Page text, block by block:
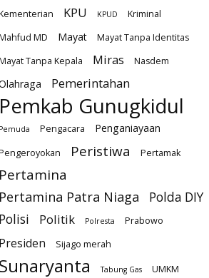
KPU KPUD
Kriminal
MD
Mayat
Mayat Tanpa Identitas
Tanpa Kepala
Miras Nasdem
Pemerintahan
Pemkab Gunugkidul
Pemuda Pengacara Penganiayaan
Peristiwa Pertamak
Pertamina
Pertamina Patra Niaga
Polda DIY
Polisi
Politik Polresta Prabowo
Presiden Sijago merah
Sunaryanta Tabung Gas
UMKM